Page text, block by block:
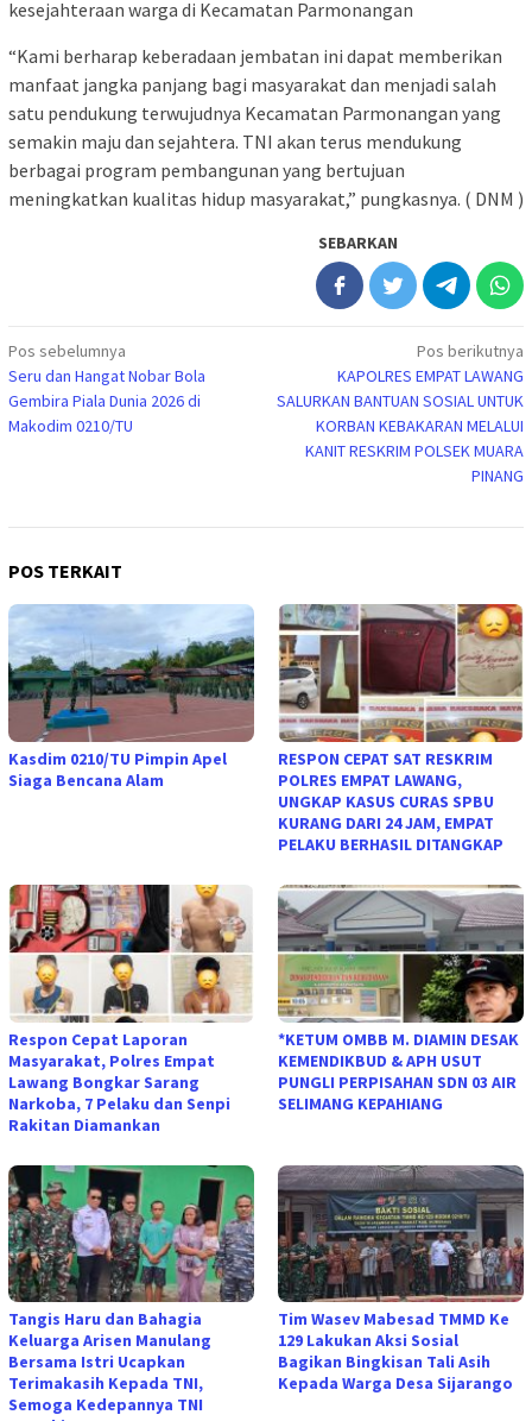
kesejahteraan warga di Kecamatan Parmonangan
“Kami berharap keberadaan jembatan ini dapat memberikan
manfaat jangka panjang bagi masyarakat dan menjadi salah
satu pendukung terwujudnya Kecamatan Parmonangan yang
semakin maju dan sejahtera. TNI akan terus mendukung
berbagai program pembangunan yang bertujuan
meningkatkan kualitas hidup masyarakat,” pungkasnya. ( DNM )
SEBARKAN
Navigasi
pos
Pos sebelumnya
Seru dan Hangat Nobar Bola
Gembira Piala Dunia 2026 di
Makodim 0210/TU
Pos berikutnya
KAPOLRES EMPAT LAWANG
SALURKAN BANTUAN SOSIAL UNTUK
KORBAN KEBAKARAN MELALUI
KANIT RESKRIM POLSEK MUARA
PINANG
POS TERKAIT
Kasdim 0210/TU Pimpin Apel
Siaga Bencana Alam
RESPON CEPAT SAT RESKRIM
POLRES EMPAT LAWANG,
UNGKAP KASUS CURAS SPBU
KURANG DARI 24 JAM, EMPAT
PELAKU BERHASIL DITANGKAP
Respon Cepat Laporan
Masyarakat, Polres Empat
Lawang Bongkar Sarang
Narkoba, 7 Pelaku dan Senpi
Rakitan Diamankan
*KETUM OMBB M. DIAMIN DESAK
KEMENDIKBUD & APH USUT
PUNGLI PERPISAHAN SDN 03 AIR
SELIMANG KEPAHIANG
Tangis Haru dan Bahagia
Keluarga Arisen Manulang
Bersama Istri Ucapkan
Terimakasih Kepada TNI,
Semoga Kedepannya TNI
Tim Wasev Mabesad TMMD Ke
129 Lakukan Aksi Sosial
Bagikan Bingkisan Tali Asih
Kepada Warga Desa Sijarango